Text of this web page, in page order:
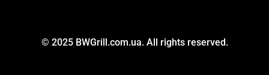
© 2025 BWGrill.com.ua. All rights reserved.